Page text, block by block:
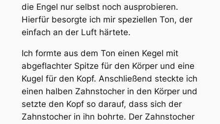
die Engel nur selbst noch ausprobieren.
Hierfür besorgte ich mir speziellen Ton, der
einfach an der Luft härtete.
Ich formte aus dem Ton einen Kegel mit
abgeflachter Spitze für den Körper und eine
Kugel für den Kopf. Anschließend steckte ich
einen halben Zahnstocher in den Körper und
setzte den Kopf so darauf, dass sich der
Zahnstocher in ihn bohrte. Der Zahnstocher